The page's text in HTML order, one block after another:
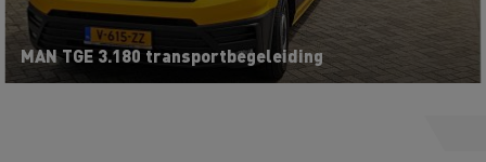
MAN TGE 3.180 transportbegeleiding